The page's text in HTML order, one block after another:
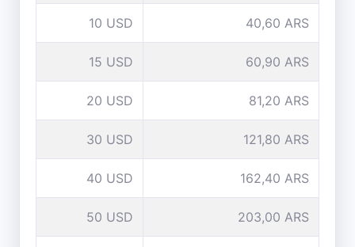
10 USD 40,60 ARS
15 USD 60,90 ARS
20 USD 81,20 ARS
30 USD 121,80 ARS
40 USD 162,40 ARS
50 USD 203,00 ARS